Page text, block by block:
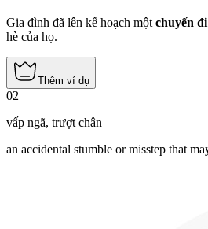
Gia đình đã lên kế hoạch một chuyến đi
hè của họ.
Thêm ví dụ
02
vấp ngã, trượt chân
an accidental stumble or misstep that